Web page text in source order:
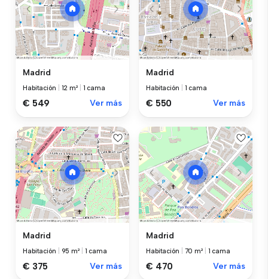
Madrid
Habitación 12 m² 1 cama
€ 549 Ver más
Madrid
Habitación 1 cama
€ 550 Ver más
Madrid
Habitación 95 m² 1 cama
€ 375 Ver más
Madrid
Habitación 70 m² 1 cama
€ 470 Ver más